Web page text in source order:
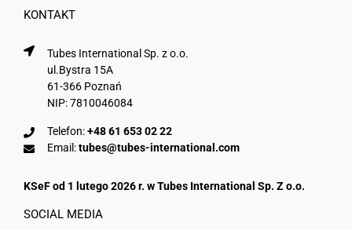
KONTAKT
Tubes International Sp. z o.o.
ul.Bystra 15A
61-366 Poznań
NIP: 7810046084
Telefon:+48 61 653 02 22
Email:tubes@tubes-international.com
KSeF od 1 lutego 2026 r. w Tubes International Sp. Z o.o.
SOCIAL MEDIA